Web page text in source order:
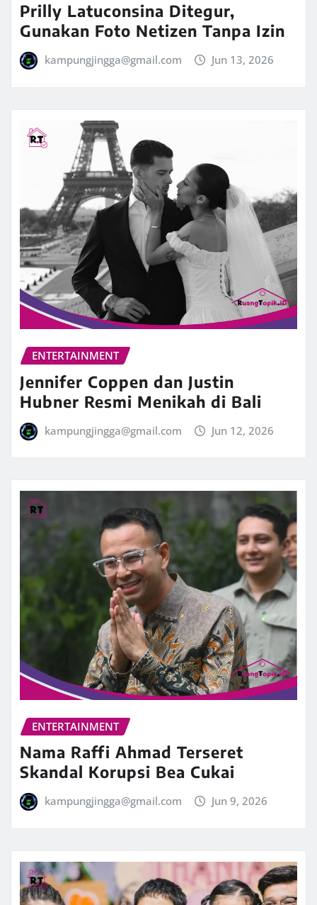
Prilly Latuconsina Ditegur,
Gunakan Foto Netizen Tanpa Izin
kampungjingga@gmail.com Jun 13, 2026
ENTERTAINMENT
Jennifer Coppen dan Justin
Hubner Resmi Menikah di Bali
kampungjingga@gmail.com Jun 12, 2026
ENTERTAINMENT
Nama Raffi Ahmad Terseret
Skandal Korupsi Bea Cukai
kampungjingga@gmail.com Jun 9, 2026